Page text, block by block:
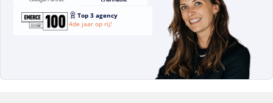
Top 3 agency
4de jaar op rij!